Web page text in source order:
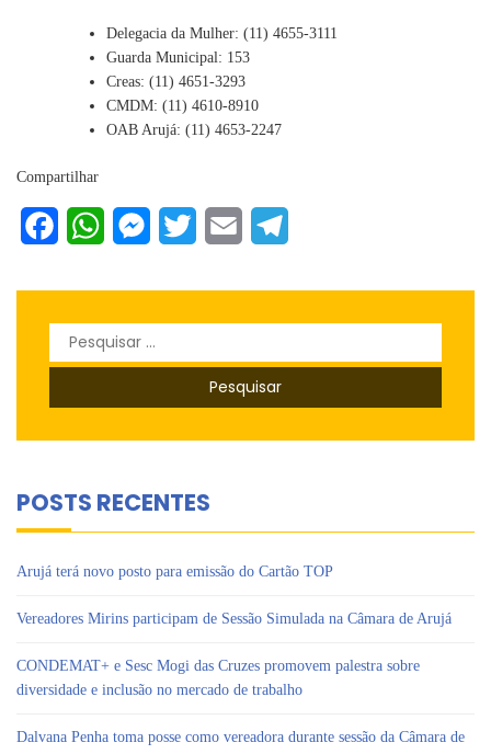
Delegacia da Mulher: (11) 4655-3111
Guarda Municipal: 153
Creas: (11) 4651-3293
CMDM: (11) 4610-8910
OAB Arujá: (11) 4653-2247
Compartilhar
FacebookWhatsAppMessenger
Twitter Email
Pesquisar
por:
POSTS RECENTES
Arujá terá novo posto para emissão do Cartão TOP
Vereadores Mirins participam de Sessão Simulada na Câmara de Arujá
CONDEMAT+ e Sesc Mogi das Cruzes promovem palestra sobre
diversidade e inclusão no mercado de trabalho
Dalvana Penha toma posse como vereadora durante sessão da Câmara de